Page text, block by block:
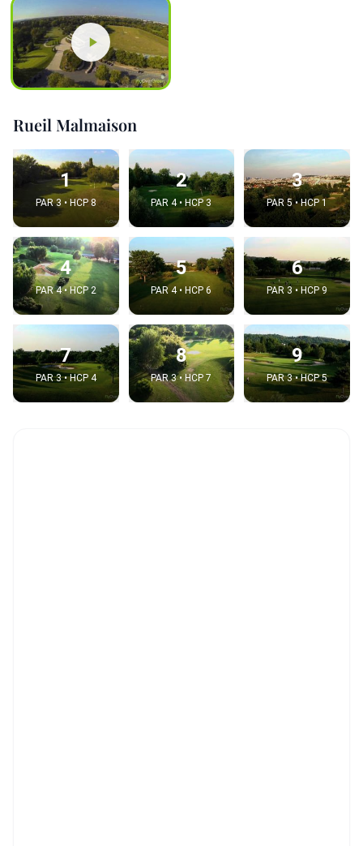
Rueil Malmaison
1
PAR 3 • HCP 8
2
PAR 4 • HCP 3
3
PAR 5 • HCP 1
4
PAR 4 • HCP 2
5
PAR 4 • HCP 6
6
PAR 3 • HCP 9
7
PAR 3 • HCP 4
8
PAR 3 • HCP 7
9
PAR 3 • HCP 5